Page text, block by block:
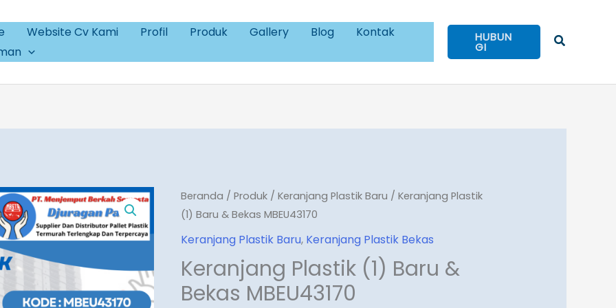
Website Cv Kami Profil Produk Gallery Blog
Kontak
HUBUN
GI Cari
Beranda /Produk /Keranjang Plastik Baru / Keranjang Plastik
(1) Baru & Bekas MBEU43170
Keranjang Plastik Baru, Keranjang Plastik Bekas
Keranjang Plastik (1) Baru &
Bekas MBEU43170